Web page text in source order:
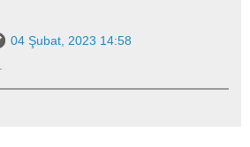
04 Şubat, 2023 14:58